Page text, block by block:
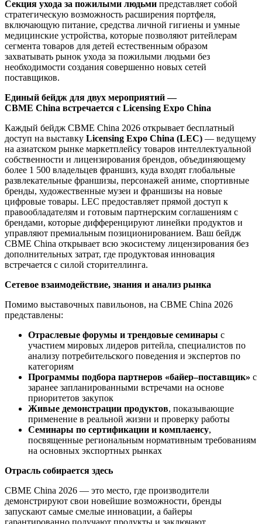
Секция ухода за пожилыми людьми представляет собой
стратегическую возможность расширения портфеля,
включающую питание, средства личной гигиены и умные
медицинские устройства, которые позволяют ритейлерам
сегмента товаров для детей естественным образом
захватывать рынок ухода за пожилыми людьми без
необходимости создания совершенно новых сетей
поставщиков.
Единый бейдж для двух мероприятий —
CBME China встречается с Licensing Expo China
Каждый бейдж CBME China 2026 открывает бесплатный
доступ на выставку Licensing Expo China (LEC) — ведущему
на азиатском рынке маркетплейсу товаров интеллектуальной
собственности и лицензирования брендов, объединяющему
более 1 500 владельцев франшиз, куда входят глобальные
развлекательные франшизы, персонажей аниме, спортивные
бренды, художественные музеи и франшизы на новые
цифровые товары. LEC предоставляет прямой доступ к
правообладателям и готовым партнерским соглашениям с
брендами, которые дифференцируют линейки продуктов и
управляют премиальным позиционированием. Ваш бейдж
CBME China открывает всю экосистему лицензирования без
дополнительных затрат, где продуктовая инновация
встречается с силой сторителлинга.
Сетевое взаимодействие, знания и анализ рынка
Помимо выставочных павильонов, на CBME China 2026
представлены:
Отраслевые форумы и трендовые семинары с
участием мировых лидеров ритейла, специалистов по
анализу потребительского поведения и экспертов по
категориям
Программы подбора партнеров «байер–поставщик» с
заранее запланированными встречами на основе
приоритетов закупок
Живые демонстрации продуктов, показывающие
применение в реальной жизни и проверку работы
Семинары по сертификации и комплаенсу,
посвященные региональным нормативным требованиям
на основных экспортных рынках
Отрасль собирается здесь
CBME China 2026 — это место, где производители
демонстрируют свои новейшие возможности, бренды
запускают самые смелые инновации, а байеры